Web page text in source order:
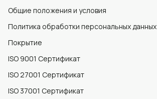
Общие положения и условия
Политика обработки персональных данных
Покрытие
ISO 9001 Сертификат
ISO 27001 Сертификат
ISO 37001 Сертификат